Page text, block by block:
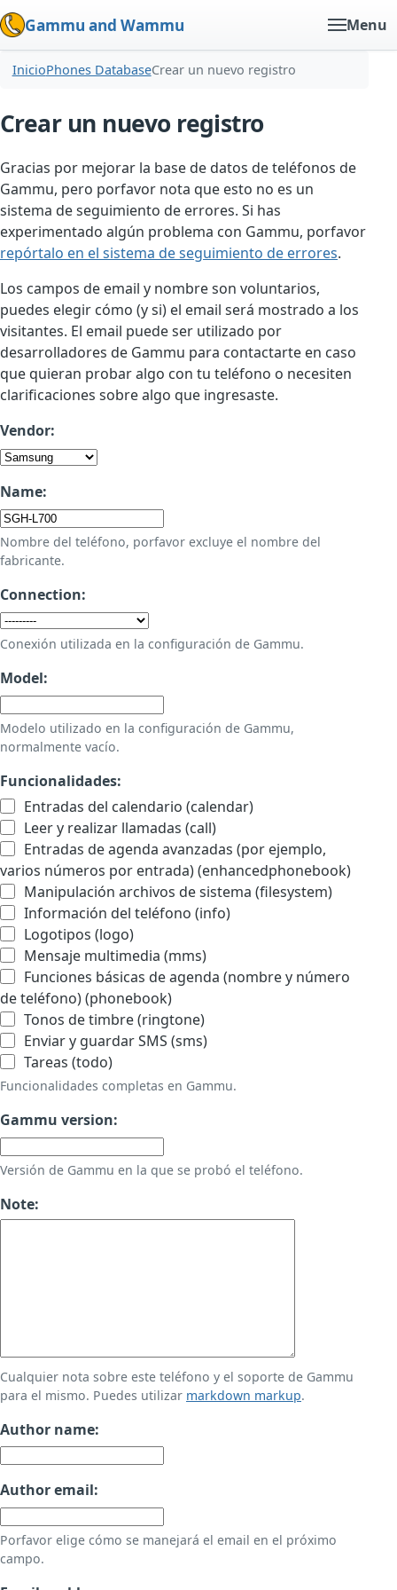
Gammu and Wammu Menu
InicioPhones DatabaseCrear un nuevo registro
Crear un nuevo registro
Gracias por mejorar la base de datos de teléfonos de
Gammu, pero porfavor nota que esto no es un
sistema de seguimiento de errores. Si has
experimentado algún problema con Gammu, porfavor
repórtalo en el sistema de seguimiento de errores.
Los campos de email y nombre son voluntarios,
puedes elegir cómo (y si) el email será mostrado a los
visitantes. El email puede ser utilizado por
desarrolladores de Gammu para contactarte en caso
que quieran probar algo con tu teléfono o necesiten
clarificaciones sobre algo que ingresaste.
Vendor:
Name:
Nombre del teléfono, porfavor excluye el nombre del
fabricante.
Connection:
Conexión utilizada en la configuración de Gammu.
Model:
Modelo utilizado en la configuración de Gammu,
normalmente vacío.
Funcionalidades:
Entradas del calendario (calendar)
Leer y realizar llamadas (call)
Entradas de agenda avanzadas (por ejemplo,
varios números por entrada) (enhancedphonebook)
Manipulación archivos de sistema (filesystem)
Información del teléfono (info)
Logotipos (logo)
Mensaje multimedia (mms)
Funciones básicas de agenda (nombre y número
de teléfono) (phonebook)
Tonos de timbre (ringtone)
Enviar y guardar SMS (sms)
Tareas (todo)
Funcionalidades completas en Gammu.
Gammu version:
Versión de Gammu en la que se probó el teléfono.
Note:
Cualquier nota sobre este teléfono y el soporte de Gammu
para el mismo. Puedes utilizar markdown markup.
Author name:
Author email:
Porfavor elige cómo se manejará el email en el próximo
campo.